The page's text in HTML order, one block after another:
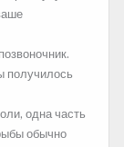
получилось
одна часть
обычно